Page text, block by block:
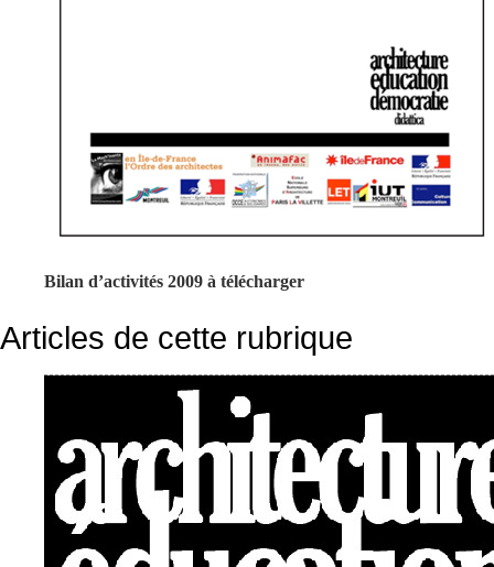
Bilan d’activités 2009 à télécharger
Articles de cette rubrique